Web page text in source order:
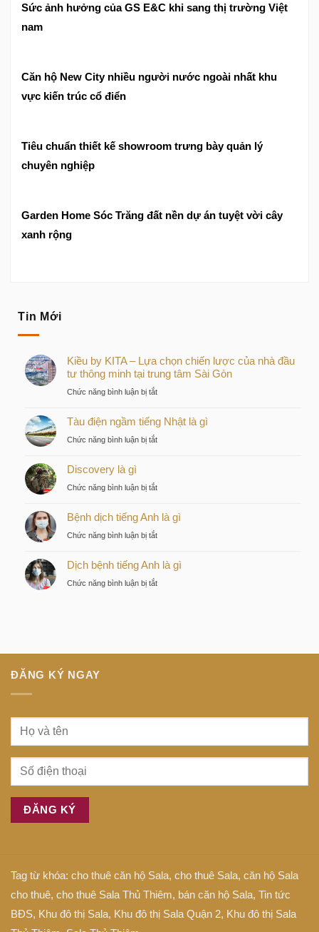
Sức ảnh hưởng của GS E&C khi sang thị trường Việt
nam
Căn hộ New City nhiều người nước ngoài nhất khu
vực kiến trúc cổ điển
Tiêu chuẩn thiết kế showroom trưng bày quản lý
chuyên nghiệp
Garden Home Sóc Trăng đất nền dự án tuyệt vời cây
xanh rộng
Tin Mới
Kiều by KITA – Lựa chọn chiến lược của nhà đầu
tư thông minh tại trung tâm Sài Gòn
Chức năng bình luận bị tắtở
by
chiến
của
nhà
tư
Tàu điện ngầm tiếng Nhật là gì
Chức năng bình luận bị tắtở
gì
Discovery là gì
Chức năng bình luận bị tắtở
là
Bệnh dịch tiếng Anh là gì
Chức năng bình luận bị tắtở
dịch
Dịch bệnh tiếng Anh là gì
Chức năng bình luận bị tắtở
là
ĐĂNG KÝ NGAY
Tag từ khóa: cho thuê căn hộ Sala, cho thuê Sala, căn hộ Sala
cho thuê, cho thuê Sala Thủ Thiêm, bán căn hộ Sala, Tin tức
BĐS, Khu đô thị Sala, Khu đô thị Sala Quận 2, Khu đô thị Sala